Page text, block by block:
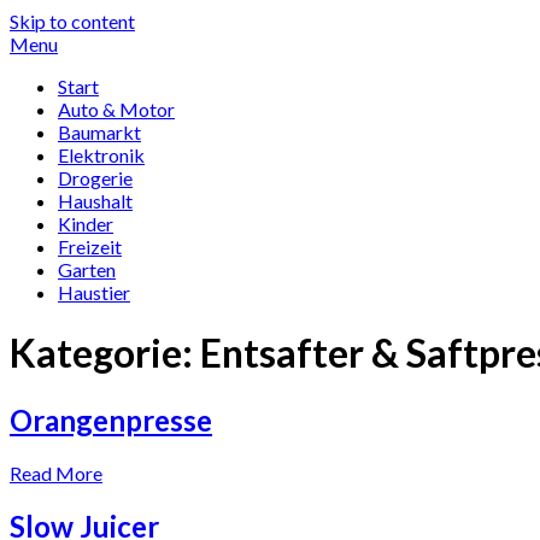
Skip to content
Menu
Start
Auto & Motor
Baumarkt
Elektronik
Drogerie
Haushalt
Kinder
Freizeit
Garten
Haustier
Kategorie: Ent­safter &
Orangenpresse
Read More
Slow Juicer